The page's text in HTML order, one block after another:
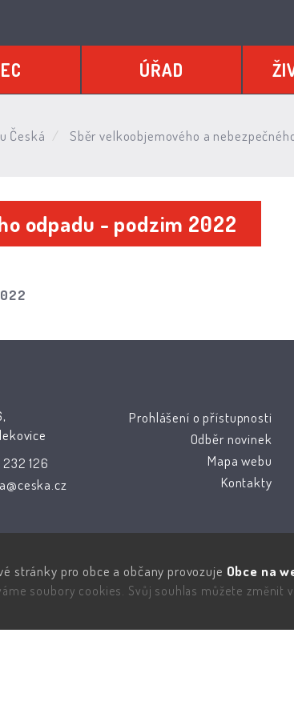
ÚŘAD
Česká Sběr velkoobjemového a
odpadu - podzim 2022
126
Prohlášení o přístupnosti
Odběr novinek
Mapa webu
Kontakty
stránky pro obce a občany provozuje Obce na
soubory cookies. Svůj souhlas můžete změnit v